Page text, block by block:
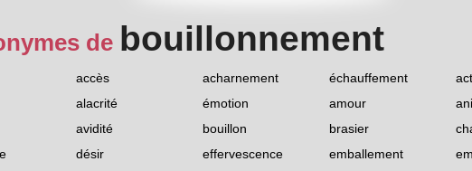
de bouillonnement
accès acharnement échauffement
alacrité émotion amour
avidité bouillon brasier
désir effervescence emballement